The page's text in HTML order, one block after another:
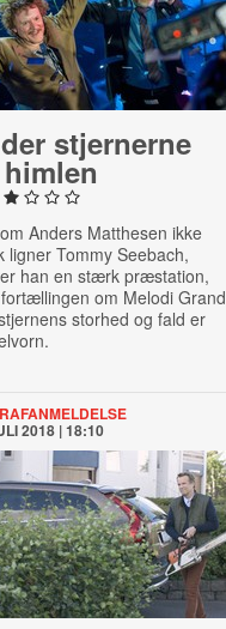
stjer­ner­ne
Anders Matthesen ikke
ligner Tommy Seebach,
han en stærk præstation,
om Melodi Grand
storhed og fald er
2018 | 18:10